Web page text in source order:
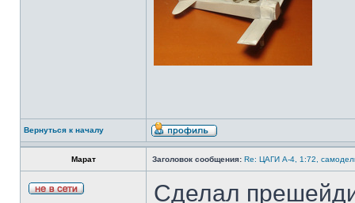
Вернуться к началу
Марат Заголовок сообщения: Re: ЦАГИ А-4, 1:72,
Сделал